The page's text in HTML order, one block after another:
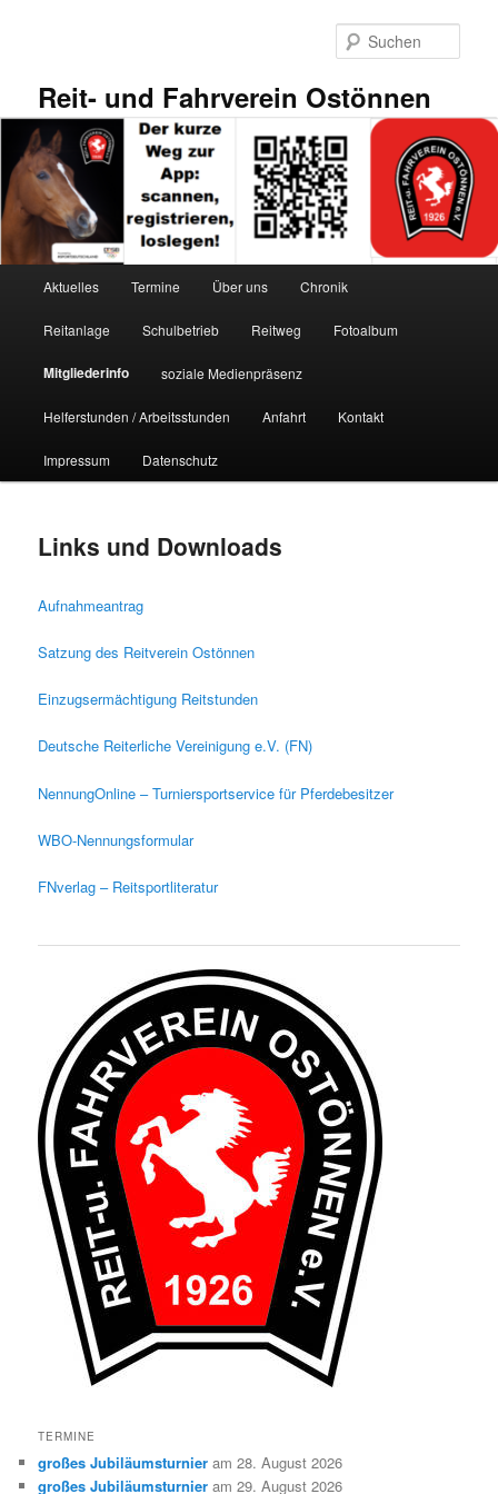
Reit- und Fahrverein Ostönnen
Aktuelles Termine Über uns Chronik
Reitanlage Schulbetrieb Reitweg Fotoalbum
Mitgliederinfo soziale Medienpräsenz
Helferstunden / Arbeitsstunden Anfahrt Kontakt
Impressum Datenschutz
Links und Downloads
Aufnahmeantrag
Satzung des Reitverein Ostönnen
Einzugsermächtigung Reitstunden
Deutsche Reiterliche Vereinigung e.V. (FN)
NennungOnline – Turniersportservice für Pferdebesitzer
WBO-Nennungsformular
FNverlag – Reitsportliteratur
TERMINE
großes Jubiläumsturnier am 28. August 2026
großes Jubiläumsturnier am 29. August 2026